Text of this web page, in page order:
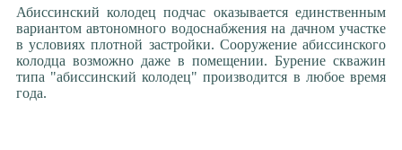
Абиссинский колодец подчас оказывается единственным
вариантом автономного водоснабжения на дачном участке
в условиях плотной застройки. Сооружение абиссинского
колодца возможно даже в помещении. Бурение скважин
типа "абиссинский колодец" производится в любое время
года.